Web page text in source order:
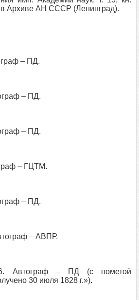
в Архиве АН СССР (Ленинград).
– ПД.
– ПД.
– ПД.
– ГЦТМ.
– ПД.
– АВПР.
– ПД (с пометой
30 июля 1828 г.»).